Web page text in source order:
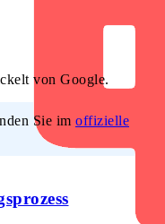
von Google.
Sie im offizielle